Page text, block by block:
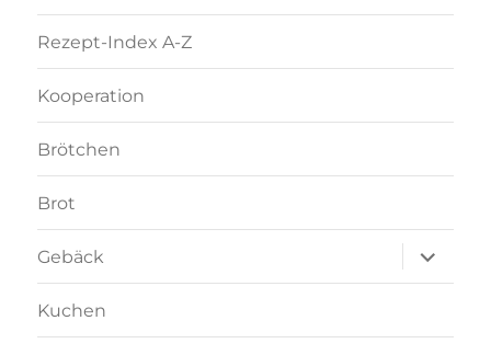
Rezept-Index A-Z
Kooperation
Brötchen
Brot
Gebäck
anzeigen
Kuchen